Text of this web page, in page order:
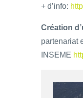
+ d’info:
Création
partenariat
INSEME